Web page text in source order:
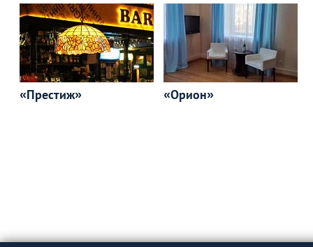
«Престиж» «Орион»